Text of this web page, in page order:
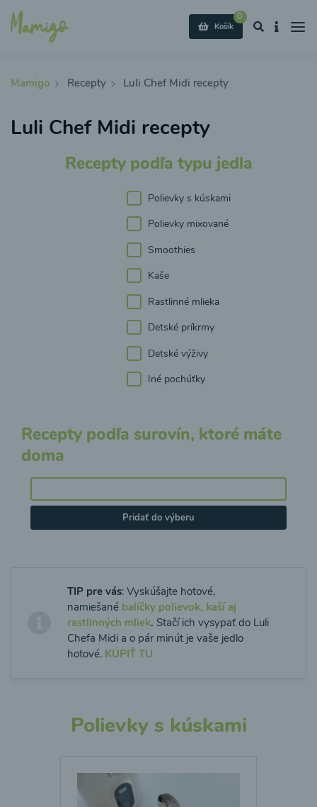
0
Košík
Mamigo Recepty Luli Chef Midi recepty
Luli Chef Midi recepty
Recepty podľa typu jedla
Polievky s kúskami
Polievky mixované
Smoothies
Kaše
Rastlinné mlieka
Detské príkrmy
Detské výživy
Iné pochúťky
Recepty podľa surovín, ktoré máte
doma
Pridať do výberu
TIP pre vás: Vyskúšajte hotové,
namiešané balíčky polievok, kaší aj
rastlinných mliek. Stačí ich vysypať do Luli
Chefa Midi a o pár minút je vaše jedlo
hotové. KÚPIŤ TU
Polievky s kúskami